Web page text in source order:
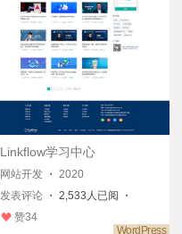
Linkflow学习中心
网站开发 ・ 2020
发表评论 ・ 2,533人已阅 ・
赞34